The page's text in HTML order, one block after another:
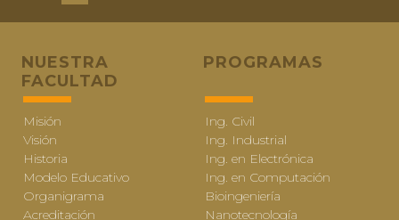
NUESTRA
FACULTAD
Misión
Visión
Historia
Modelo Educativo
Organigrama
Acreditación
PROGRAMAS
Ing. Civil
Ing. Industrial
Ing. en Electrónica
Ing. en Computación
Bioingeniería
Nanotecnología